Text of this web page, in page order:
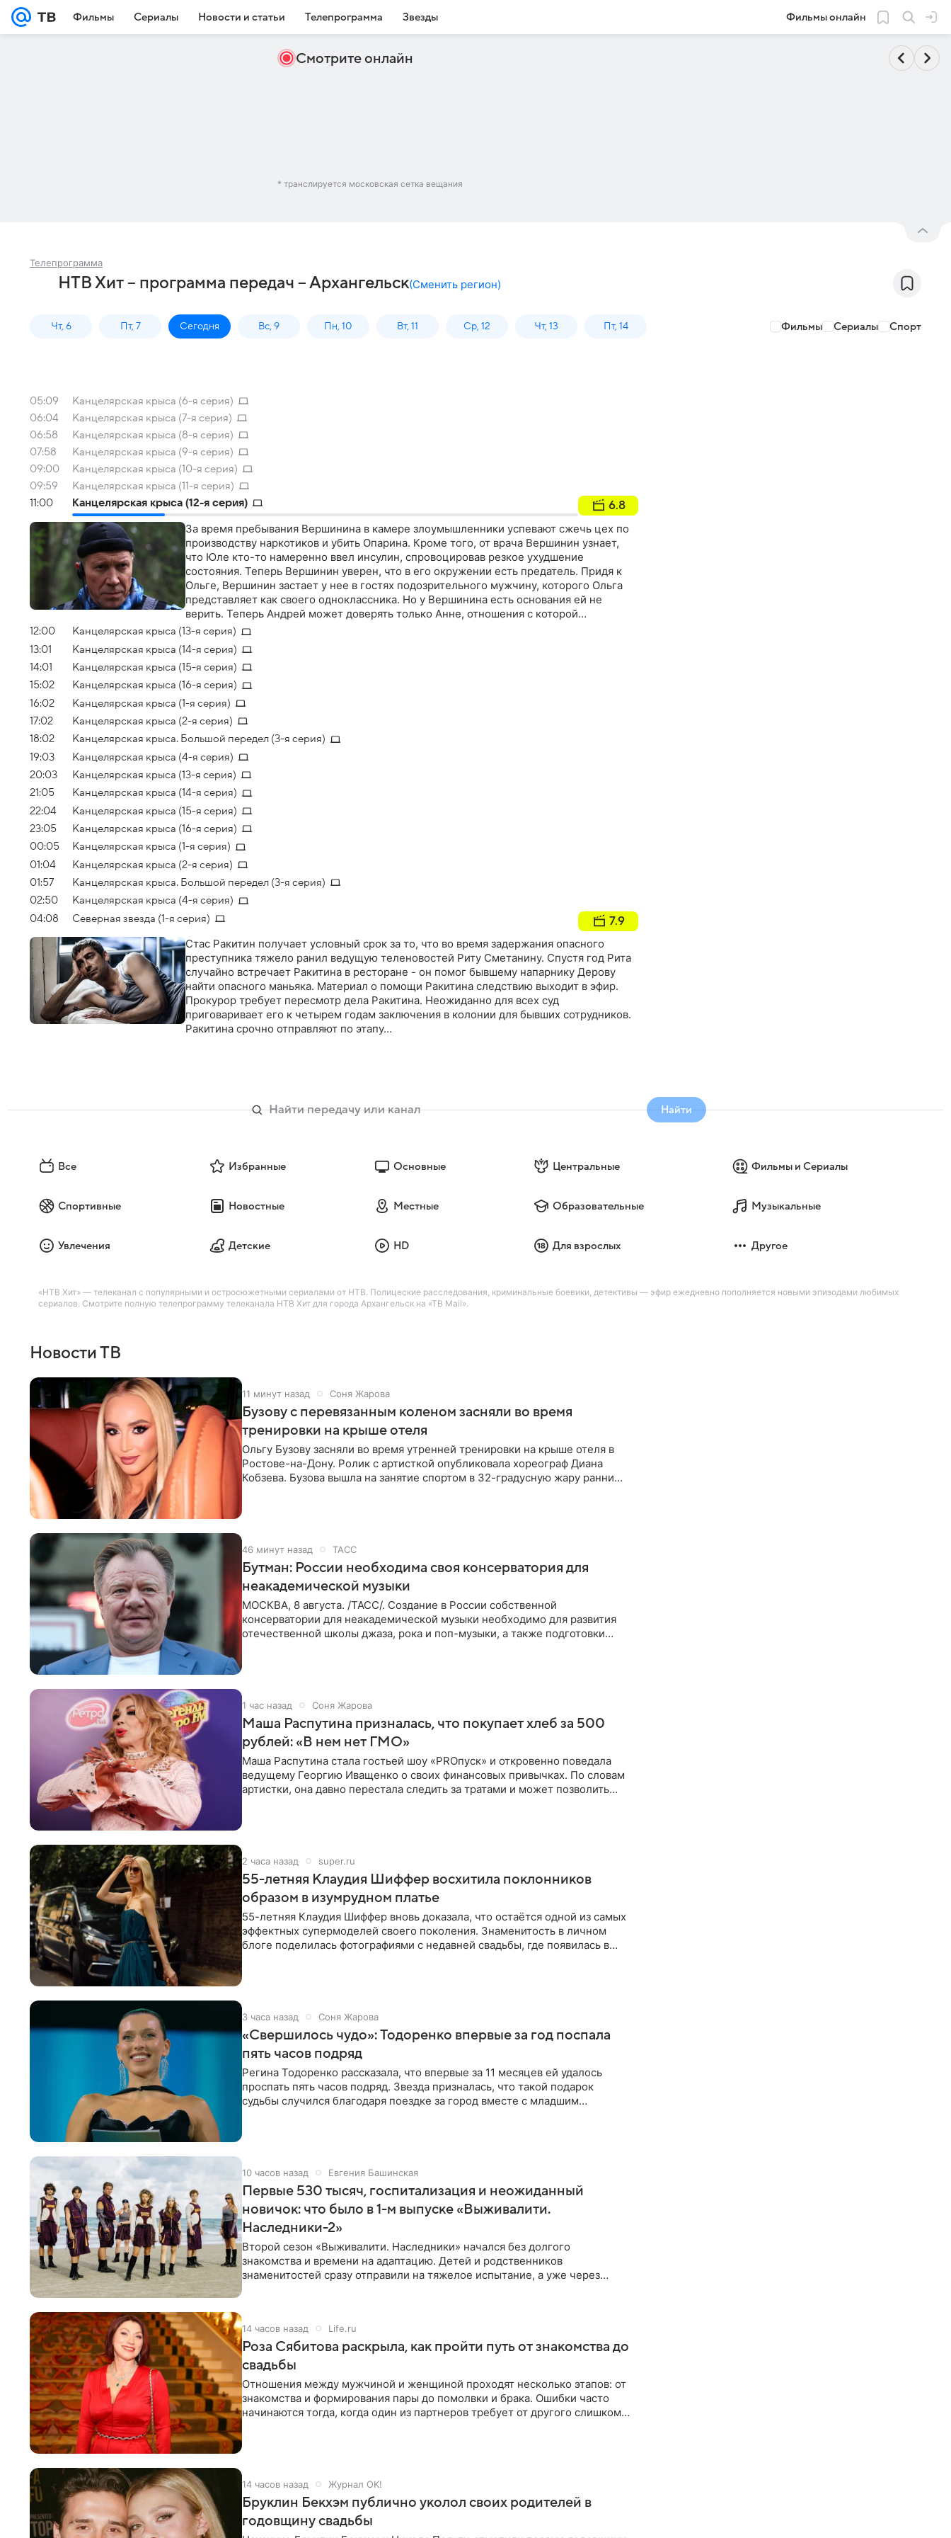
Фильмы Сериалы Новости и статьи Телепрограмма Звезды Фильмы онлайн
Смотрите онлайн
* транслируется московская сетка вещания
Телепрограмма
НТВ Хит – программа передач – Архангельск(Сменить регион)
Чт, 6 Пт, 7 Сегодня Вс, 9 Пн, 10 Вт, 11 Ср, 12 Чт, 13 Пт, 14 Фильмы Сериалы Спорт
05:09
Канцелярская крыса (6-я серия)
06:04
Канцелярская крыса (7-я серия)
06:58
Канцелярская крыса (8-я серия)
07:58
Канцелярская крыса (9-я серия)
09:00
Канцелярская крыса (10-я серия)
09:59
Канцелярская крыса (11-я серия)
11:00
Канцелярская крыса (12-я серия) 6.8
За время пребывания Вершинина в камере злоумышленники успевают сжечь цех по
производству наркотиков и убить Опарина. Кроме того, от врача Вершинин узнает,
что Юле кто-то намеренно ввел инсулин, спровоцировав резкое ухудшение
состояния. Теперь Вершинин уверен, что в его окружении есть предатель. Придя к
Ольге, Вершинин застает у нее в гостях подозрительного мужчину, которого Ольга
представляет как своего одноклассника. Но у Вершинина есть основания ей не
верить. Теперь Андрей может доверять только Анне, отношения с которой
перерастают в любовные
12:00
Канцелярская крыса (13-я серия)
13:01
Канцелярская крыса (14-я серия)
14:01
Канцелярская крыса (15-я серия)
15:02
Канцелярская крыса (16-я серия)
16:02
Канцелярская крыса (1-я серия)
17:02
Канцелярская крыса (2-я серия)
18:02
Канцелярская крыса. Большой передел (3-я серия)
19:03
Канцелярская крыса (4-я серия)
20:03
Канцелярская крыса (13-я серия)
21:05
Канцелярская крыса (14-я серия)
22:04
Канцелярская крыса (15-я серия)
23:05
Канцелярская крыса (16-я серия)
00:05
Канцелярская крыса (1-я серия)
01:04
Канцелярская крыса (2-я серия)
01:57
Канцелярская крыса. Большой передел (3-я серия)
02:50
Канцелярская крыса (4-я серия)
04:08
Северная звезда (1-я серия) 7.9
Стас Ракитин получает условный срок за то, что во время задержания опасного
преступника тяжело ранил ведущую теленовостей Риту Сметанину. Спустя год Рита
случайно встречает Ракитина в ресторане - он помог бывшему напарнику Дерову
найти опасного маньяка. Материал о помощи Ракитина следствию выходит в эфир.
Прокурор требует пересмотр дела Ракитина. Неожиданно для всех суд
приговаривает его к четырем годам заключения в колонии для бывших сотрудников.
Ракитина срочно отправляют по этапу…
Найти
Все Избранные Основные Центральные Фильмы и Сериалы
Спортивные Новостные Местные Образовательные Музыкальные
Увлечения Детские HD Для взрослых Другое
«НТВ Хит» — телеканал с популярными и остросюжетными сериалами от НТВ. Полицеские расследования, криминальные боевики, детективы — эфир ежедневно пополняется новыми эпизодами любимых
сериалов. Смотрите полную телепрограмму телеканала НТВ Хит для города Архангельск на «ТВ Mail».
Новости ТВ
11 минут назад Соня Жарова
Бузову с перевязанным коленом засняли во время
тренировки на крыше отеля
Ольгу Бузову засняли во время утренней тренировки на крыше отеля в
Ростове-на-Дону. Ролик с артисткой опубликовала хореограф Диана
Кобзева. Бузова вышла на занятие спортом в 32-градусную жару ранним
46 минут назад ТАСС
Бутман: России необходима своя консерватория для
неакадемической музыки
МОСКВА, 8 августа. /ТАСС/. Создание в России собственной
консерватории для неакадемической музыки необходимо для развития
отечественной школы джаза, рока и поп-музыки, а также подготовки
1 час назад Соня Жарова
Маша Распутина призналась, что покупает хлеб за 500
рублей: «В нем нет ГМО»
Маша Распутина стала гостьей шоу «PROпуск» и откровенно поведала
ведущему Георгию Иващенко о своих финансовых привычках. По словам
артистки, она давно перестала следить за тратами и может позволить
2 часа назад super.ru
55-летняя Клаудия Шиффер восхитила поклонников
образом в изумрудном платье
55-летняя Клаудия Шиффер вновь доказала, что остаётся одной из самых
эффектных супермоделей своего поколения. Знаменитость в личном
блоге поделилась фотографиями с недавней свадьбы, где появилась в
3 часа назад Соня Жарова
«Свершилось чудо»: Тодоренко впервые за год поспала
пять часов подряд
Регина Тодоренко рассказала, что впервые за 11 месяцев ей удалось
проспать пять часов подряд. Звезда призналась, что такой подарок
судьбы случился благодаря поездке за город вместе с младшим
10 часов назад Евгения Башинская
Первые 530 тысяч, госпитализация и неожиданный
новичок: что было в 1-м выпуске «Выживалити.
Наследники-2»
Второй сезон «Выживалити. Наследники» начался без долгого
знакомства и времени на адаптацию. Детей и родственников
знаменитостей сразу отправили на тяжелое испытание, а уже через
14 часов назад Life.ru
Роза Сябитова раскрыла, как пройти путь от знакомства до
свадьбы
Отношения между мужчиной и женщиной проходят несколько этапов: от
знакомства и формирования пары до помолвки и брака. Ошибки часто
начинаются тогда, когда один из партнеров требует от другого слишком
14 часов назад Журнал OK!
Бруклин Бекхэм публично уколол своих родителей в
годовщину свадьбы